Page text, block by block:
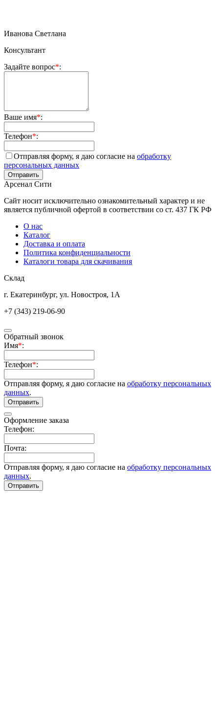
Иванова Светлана
Консультант
Задайте вопрос*:
Ваше имя*:
Телефон*:
Отправляя форму, я даю согласие на обработку
персональных данных
Арсенал Сити
Сайт носит исключительно ознакомительный характер и не
является публичной офертой в соответствии со ст. 437 ГК РФ
О нас
Каталог
Доставка и оплата
Политика конфиденциальности
Каталоги товара для скачивания
Склад
г. Екатеринбург, ул. Новостроя, 1А
+7 (343) 219-06-90
Обратный звонок
Имя*:
Телефон*:
Отправляя форму, я даю согласие на обработку персональных
данных.
Отправить
Оформление заказа
Телефон:
Почта:
Отправляя форму, я даю согласие на обработку персональных
данных.
Отправить